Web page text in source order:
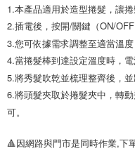
1.本產品適用於造型捲髮，讓捲
2.插電後，按開/關鍵（ON/OFF
3.您可依據需求調整至適當溫
4.當捲髮棒到達設定溫度時，電
5.將秀髮吹乾並梳理整齊後，並
6.將頭髮夾取於捲髮夾中，轉
可。
🔺因網路與門市是同時作業,下